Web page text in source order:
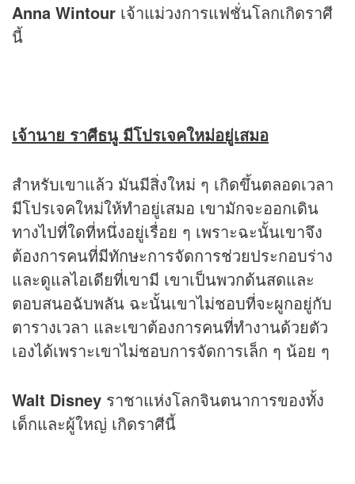
Anna Wintour เจ้าแม่วงการแฟชั่นโลกเกิดราศี
นี้
เจ้านาย ราศีธนู มีโปรเจคใหม่อยู่เสมอ
สำหรับเขาแล้ว มันมีสิ่งใหม่ ๆ เกิดขึ้นตลอดเวลา
มีโปรเจคใหม่ให้ทำอยู่เสมอ เขามักจะออกเดิน
ทางไปที่ใดที่หนึ่งอยู่เรื่อย ๆ เพราะฉะนั้นเขาจึง
ต้องการคนที่มีทักษะการจัดการช่วยประกอบร่าง
และดูแลไอเดียที่เขามี เขาเป็นพวกด้นสดและ
ตอบสนอฉับพลัน ฉะนั้นเขาไม่ชอบที่จะผูกอยู่กับ
ตารางเวลา และเขาต้องการคนที่ทำงานด้วยตัว
เองได้เพราะเขาไม่ชอบการจัดการเล็ก ๆ น้อย ๆ
Walt Disney ราชาแห่งโลกจินตนาการของทั้ง
เด็กและผู้ใหญ่ เกิดราศีนี้